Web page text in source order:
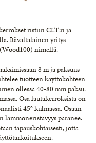
ristiin CLT:n ja
Itävaltalainen yritys
nimellä.
8 m ja paksuus
tuotteen käyttökohteen
ollessa 40-80 mm paksu.
Osa lautakerroksista on
45° kulmassa. Osaan
lämmöneristävyys paranee.
tapauskohtaisesti, jotta